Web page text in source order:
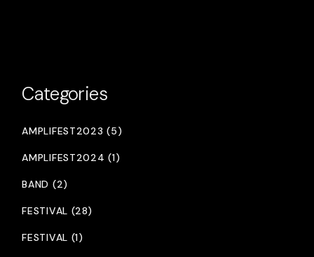
Categories
AMPLIFEST2023 (5)
AMPLIFEST2024 (1)
BAND (2)
FESTIVAL (28)
FESTIVAL (1)